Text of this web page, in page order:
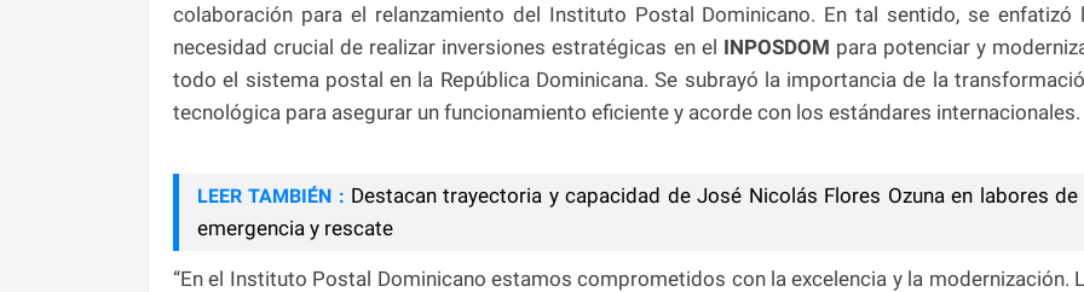
colaboración para el relanzamiento del Instituto Postal Dominicano. En tal sentido, se enfatizó
necesidad crucial de realizar inversiones estratégicas en el INPOSDOM para potenciar y
todo el sistema postal en la República Dominicana. Se subrayó la importancia de la
tecnológica para asegurar un funcionamiento eficiente y acorde con los estándares internacionales.
LEER TAMBIÉN : Destacan trayectoria y capacidad de José Nicolás Flores Ozuna en labores de
emergencia y rescate
“En el Instituto Postal Dominicano estamos comprometidos con la excelencia y la modernización.